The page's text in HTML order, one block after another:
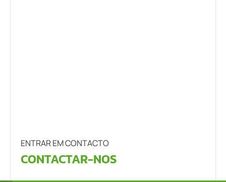
ENTRAR EM CONTACTO
CONTACTAR-NOS